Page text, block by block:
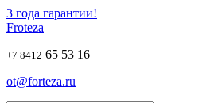
3 года гарантии!
Froteza
+7 8412 65 53 16
ot@forteza.ru